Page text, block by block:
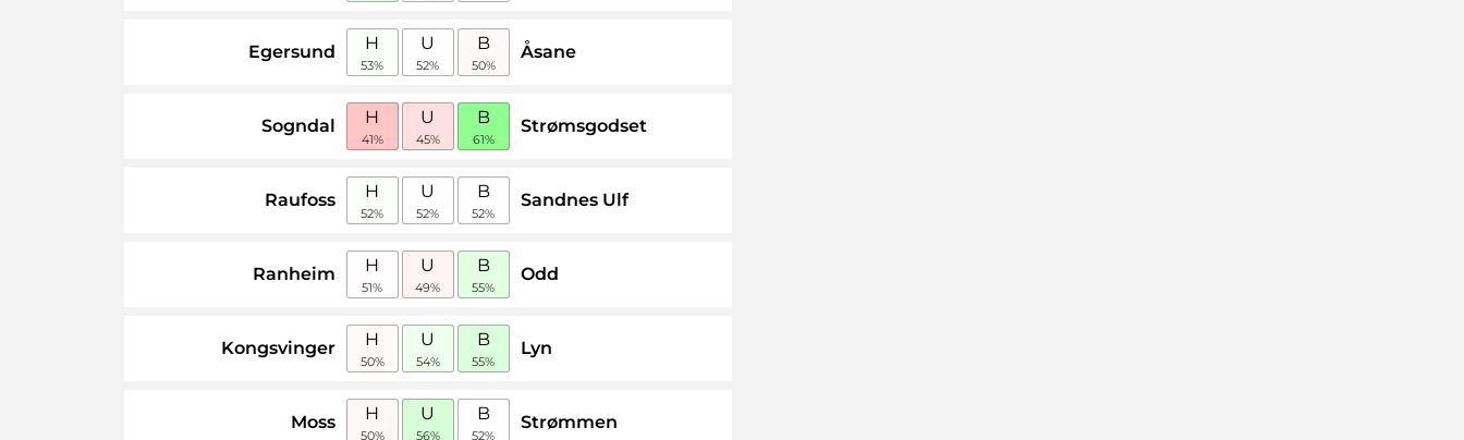
Egersund H
53%
U
52%
B
50%
Åsane
Sogndal H
41%
U
45%
B
61%
Strømsgodset
Raufoss H
52%
U
52%
B
52%
Sandnes Ulf
Ranheim H
51%
U
49%
B
55%
Odd
Kongsvinger H
50%
U
54%
B
55%
Lyn
Moss H
50%
U
56%
B
52%
Strømmen